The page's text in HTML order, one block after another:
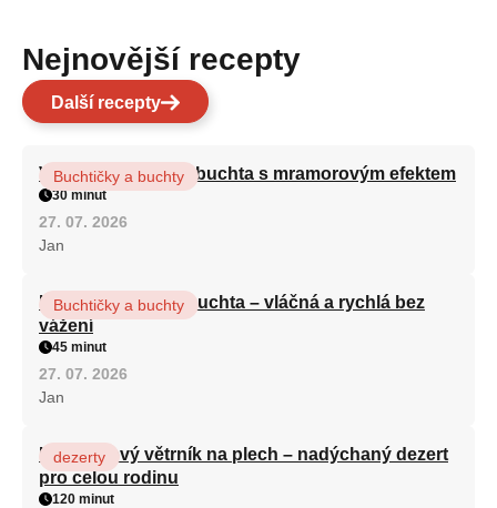
Nejnovější recepty
Další recepty
Vláčná olejová litá buchta s mramorovým efektem
Buchtičky a buchty
30 minut
27. 07. 2026
Jan
Hrnková maková buchta – vláčná a rychlá bez
vážení
Buchtičky a buchty
45 minut
27. 07. 2026
Jan
Karamelový větrník na plech – nadýchaný dezert
pro celou rodinu
dezerty
120 minut